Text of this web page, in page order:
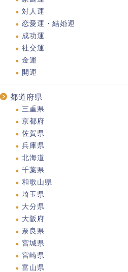
対人運
恋愛運・結婚運
成功運
社交運
金運
開運
都道府県
三重県
京都府
佐賀県
兵庫県
北海道
千葉県
和歌山県
埼玉県
大分県
大阪府
奈良県
宮城県
宮崎県
富山県